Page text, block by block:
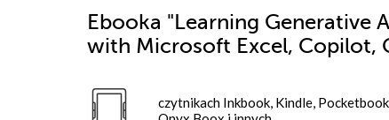
Ebooka "Learning Generative
with Microsoft Excel, Copilot,
czytnikach Inkbook, Kindle,